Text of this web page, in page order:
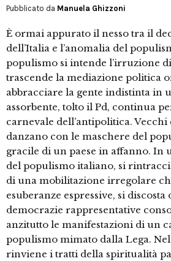
Pubblicato da Manuela Ghizzoni
È ormai appurato il nesso tra il
dell’Italia e l’anomalia del
populismo si intende l’irruzione
trascende la mediazione politica
abbracciare la gente indistinta in
assorbente, tolto il Pd, continua
carnevale dell’antipolitica.
danzano con le maschere del
gracile di un paese in affanno. In
del populismo italiano, si
di una mobilitazione irregolare
esuberanze espressive, si
democrazie rappresentative
anzitutto le manifestazioni di un
populismo mimato dalla Lega.
rinviene i tratti della spiritualità